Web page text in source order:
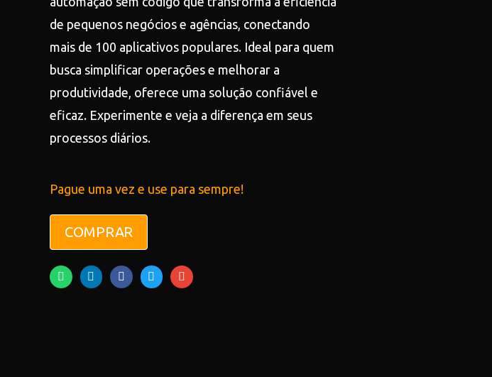
de pequenos negócios e agências, conectando
mais de 100 aplicativos populares. Ideal para quem
busca simplificar operações e melhorar a
produtividade, oferece uma solução confiável e
eficaz. Experimente e veja a diferença em seus
processos diários.
Pague uma vez e use para sempre!
COMPRAR